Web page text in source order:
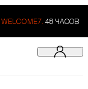
WELCOME7. 48 ЧАСОВ